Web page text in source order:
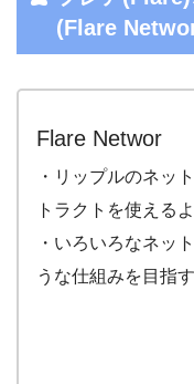
(Flare
Flare Networ
・リップルのネッ
トラクトを使える
・いろいろなネッ
うな仕組みを目指す